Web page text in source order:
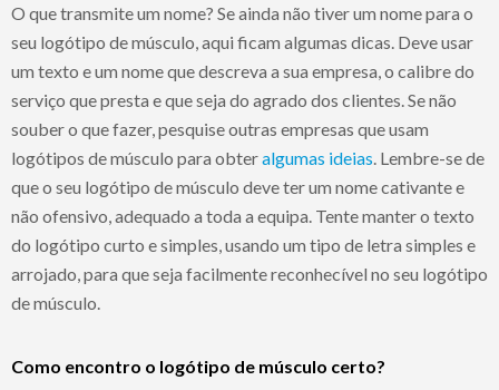
O que transmite um nome? Se ainda não tiver um nome para o
seu logótipo de músculo, aqui ficam algumas dicas. Deve usar
um texto e um nome que descreva a sua empresa, o calibre do
serviço que presta e que seja do agrado dos clientes. Se não
souber o que fazer, pesquise outras empresas que usam
logótipos de músculo para obteralgumas ideias . Lembre-se de
que o seu logótipo de músculo deve ter um nome cativante e
não ofensivo, adequado a toda a equipa. Tente manter o texto
do logótipo curto e simples, usando um tipo de letra simples e
arrojado, para que seja facilmente reconhecível no seu logótipo
de músculo.
Como encontro o logótipo de músculo certo?